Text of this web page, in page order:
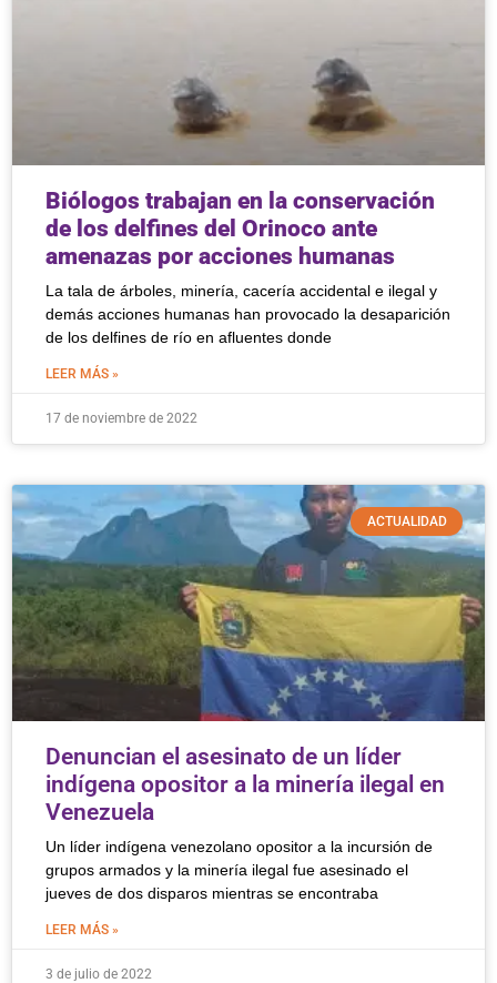
Biólogos trabajan en la conservación
de los delfines del Orinoco ante
amenazas por acciones humanas
La tala de árboles, minería, cacería accidental e ilegal y
demás acciones humanas han provocado la desaparición
de los delfines de río en afluentes donde
LEER MÁS »
17 de noviembre de 2022
ACTUALIDAD
Denuncian el asesinato de un líder
indígena opositor a la minería ilegal en
Venezuela
Un líder indígena venezolano opositor a la incursión de
grupos armados y la minería ilegal fue asesinado el
jueves de dos disparos mientras se encontraba
LEER MÁS »
3 de julio de 2022